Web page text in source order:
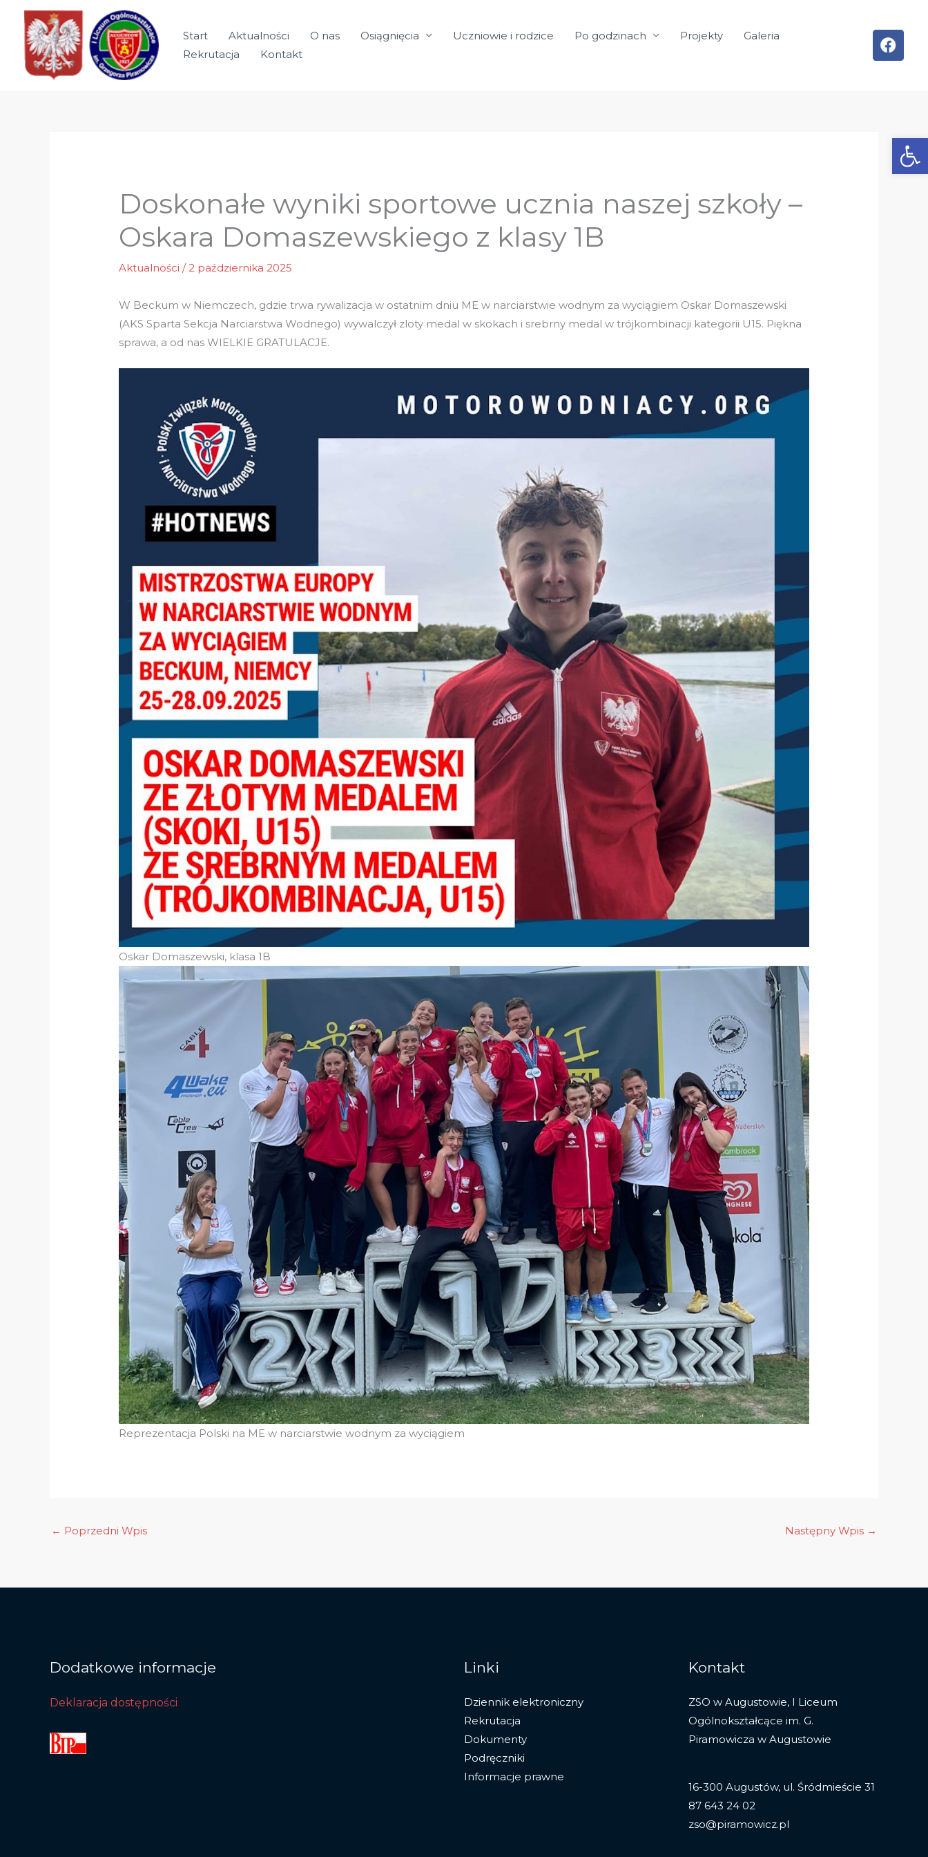
Przejdź
treści
Start Aktualności O nas Osiągnięcia Uczniowie i rodzice Po godzinach Projekty
Galeria
Rekrutacja
Kontakt
Doskonałe wyniki sportowe ucznia naszej szkoły –
Oskara Domaszewskiego z klasy 1B
Aktualności /2 października 2025
W Beckum w Niemczech, gdzie trwa rywalizacja w ostatnim dniu ME w narciarstwie wodnym za wyciągiem Oskar Domaszewski
(AKS Sparta Sekcja Narciarstwa Wodnego) wywalczył zloty medal w skokach i srebrny medal w trójkombinacji kategorii U15. Piękna
sprawa, a od nas WIELKIE GRATULACJE.
Oskar Domaszewski, klasa 1B
Reprezentacja Polski na ME w narciarstwie wodnym za wyciągiem
← Poprzedni Wpis Następny Wpis →
Dodatkowe informacje
Deklaracja dostępności
Linki
Dziennik elektroniczny
Rekrutacja
Dokumenty
Podręczniki
Informacje prawne
Kontakt
ZSO w Augustowie, I Liceum
Ogólnokształcące im. G.
Piramowicza w Augustowie
16-300 Augustów, ul. Śródmieście 31
87 643 24 02
zso@piramowicz.pl